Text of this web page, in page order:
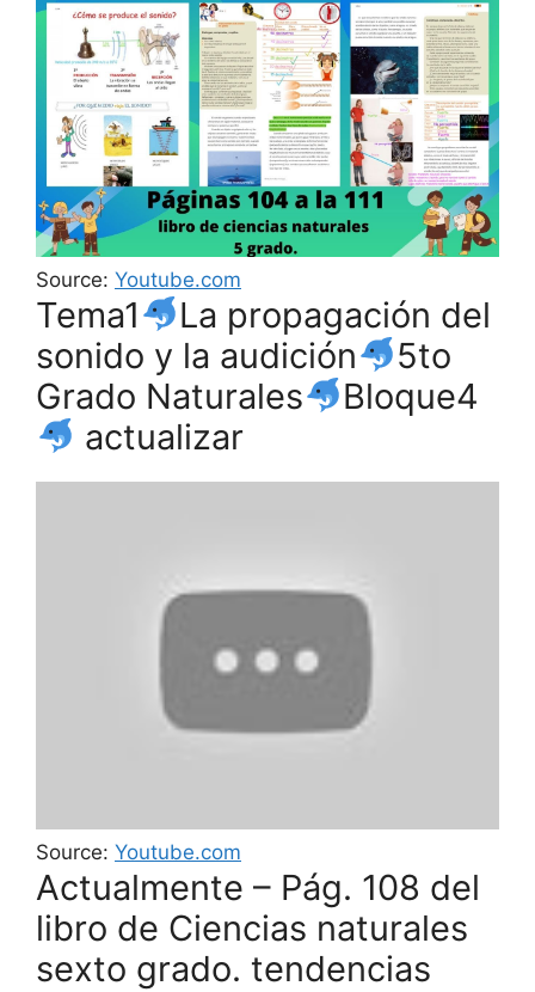
Source: Youtube.com
Tema1
La propagación del
sonido y la audición
5to
Grado Naturales
Bloque4
actualizar
Source: Youtube.com
Actualmente – Pág. 108 del
libro de Ciencias naturales
sexto grado. tendencias